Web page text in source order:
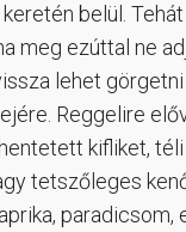
belül.
meg ezúttal ne
lehet
Reggelire
kifliket, téli
tetszőleges